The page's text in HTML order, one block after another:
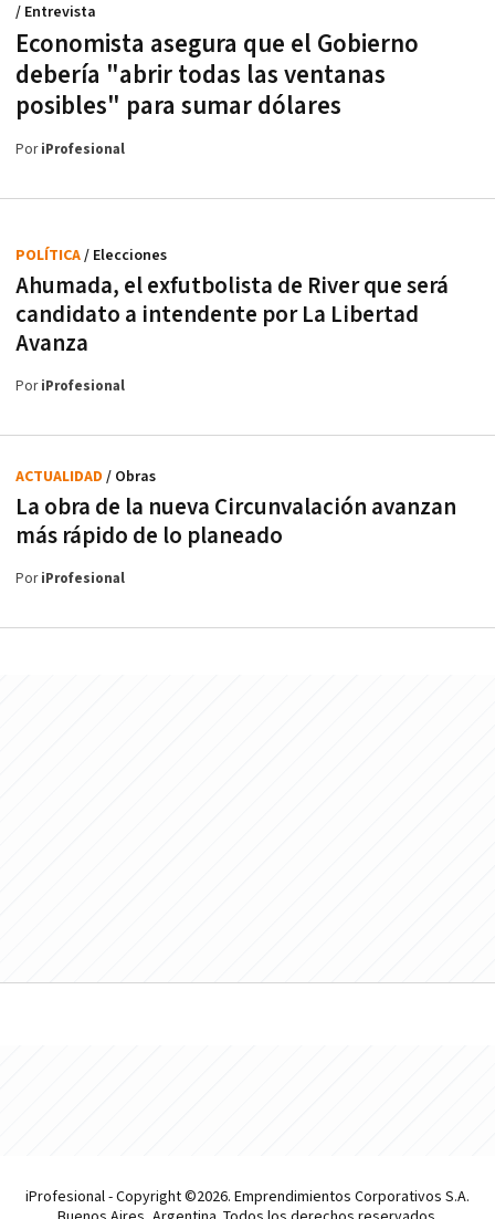
Economista asegura que el Gobierno
debería "abrir todas las ventanas
posibles" para sumar dólares
/ Entrevista
PoriProfesional
Ahumada, el exfutbolista de River que será
candidato a intendente por La Libertad
Avanza
POLÍTICA/ Elecciones
PoriProfesional
La obra de la nueva Circunvalación avanzan
más rápido de lo planeado
ACTUALIDAD / Obras
PoriProfesional
iProfesional - Copyright ©2026. Emprendimientos Corporativos S.A.